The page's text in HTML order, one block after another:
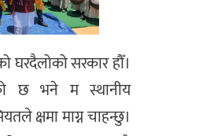
घरदैलोको सरकार हौँ।
छ भने म स्थानीय
क्षमा माग्न चाहन्छु।